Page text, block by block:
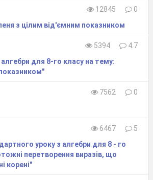
Завдання: заповнити пропуски так,
рівність.
– 1 бал.
1.
12845
0
з цілим від'ємним показником
5394
4.7
для 8-го класу на тему:
7562
0
6467
5
уроку з алгебри для 8 - го
перетворення виразів, що
корені"